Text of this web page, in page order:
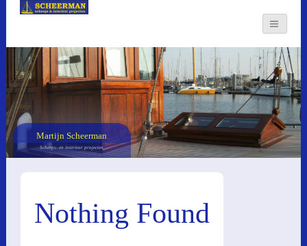
Martijn Scheerman
Scheeps- en interieur projecten
Nothing Found